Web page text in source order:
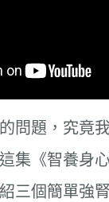
問題，究竟
集《智養身
三個簡單強